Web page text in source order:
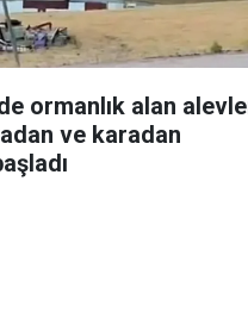
ormanlık alan
ve karadan